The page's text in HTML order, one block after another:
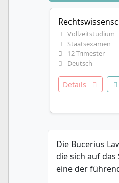
Die Bucerius
die sich auf
eine der
Vollzeitstudium
Staatsexamen
12 Trimester
Deutsch
Details